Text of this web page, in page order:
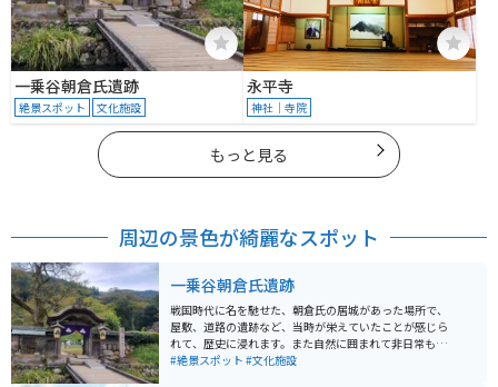
一乗谷朝倉氏遺跡
絶景スポット 文化施設
永平寺
神社｜寺院
もっと見る
周辺の景色が綺麗なスポット
一乗谷朝倉氏遺跡
戦国時代に名を馳せた、朝倉氏の居城があった場所で、
屋敷、道路の遺跡など、当時が栄えていたことが感じら
れて、歴史に浸れます。また自然に囲まれて非日常も味
わえます。また近くには当時を再現した復原町もあり見
#絶景スポット #文化施設